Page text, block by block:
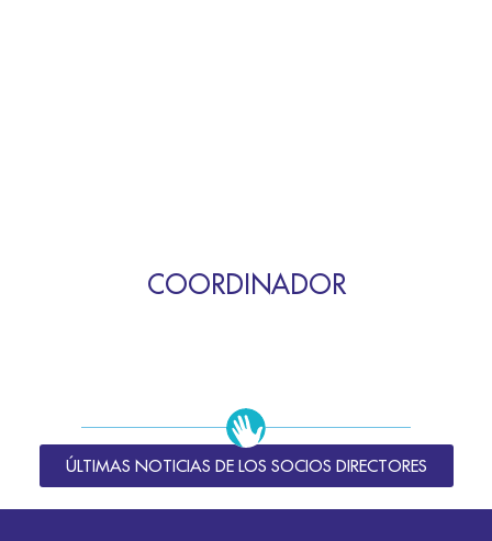
COORDINADOR
ÚLTIMAS NOTICIAS DE LOS SOCIOS DIRECTORES